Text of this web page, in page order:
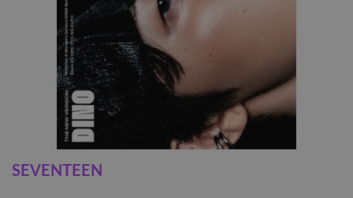
SEVENTEEN